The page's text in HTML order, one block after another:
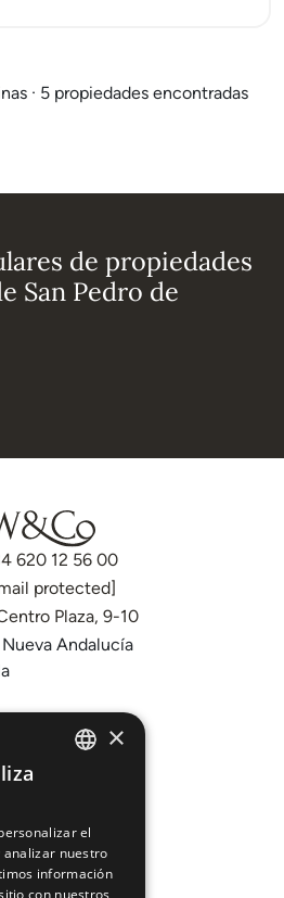
· 5 propiedades encontradas
de propiedades
San Pedro de
620 12 56 00
protected]
Plaza, 9-10
Andalucía
nosotros
Áreas
×
el
analizar nuestro
información
con nuestros